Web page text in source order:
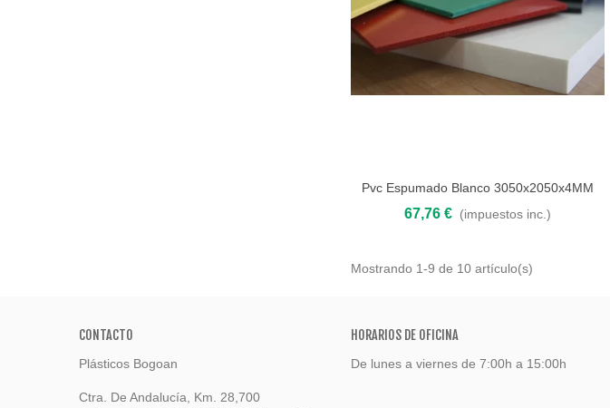
Añadir al carrito
Pvc Espumado Blanco 3050x2050x4MM
67,76 € (impuestos inc.)
Mostrando 1-9 de 10 artículo(s)
CONTACTO
Plásticos Bogoan
Ctra. De Andalucía, Km. 28,700
HORARIOS DE OFICINA
De lunes a viernes de 7:00h a 15:00h